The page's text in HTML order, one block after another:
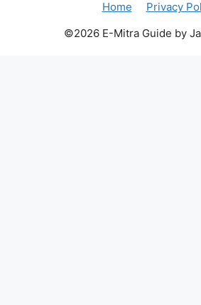
Home
Privacy
©2026 E-Mitra Guide by